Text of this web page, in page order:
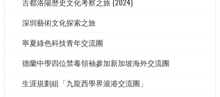
深圳藝術文化探索之旅
寧夏綠色科技青年交流團
德蘭中學四位禁毒領袖參加新加坡海外交流團
生涯規劃組「九龍西學界滬港交流團」